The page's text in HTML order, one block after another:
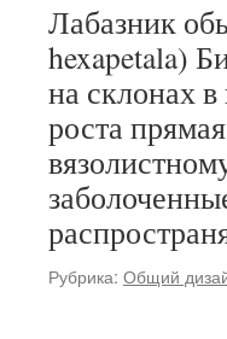
Лабазник
hexapetala)
на склонах
роста
Рубрика: Общий